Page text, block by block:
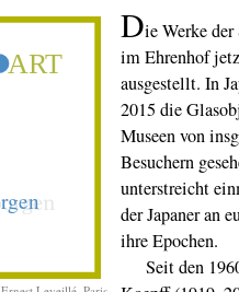
Die Werke
im Ehrenhof
ausgestellt. In
2015 die
Museen von
Besuchern
unterstreicht
der Japaner an
ihre Epochen.
Seit den